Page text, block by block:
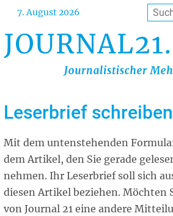
Direkt
Inhalt
7. August 2026 Suche
Leserbrief schreiben
Mit dem untenstehenden
dem Artikel, den Sie gerade
nehmen. Ihr Leserbrief soll sich
diesen Artikel beziehen. Möchten
von Journal 21 eine andere